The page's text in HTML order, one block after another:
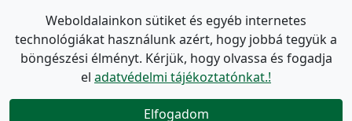
For the English Newsletter, clickHERE.

Weboldalainkon sütiket és egyéb internetes
technológiákat használunk azért, hogy jobbá tegyük a
böngészési élményt. Kérjük, hogy olvassa és fogadja
el adatvédelmi tájékoztatónkat.!
Elfogadom